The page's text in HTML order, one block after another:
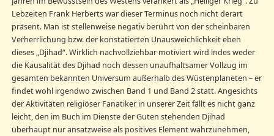
Lebzeiten Frank Herberts war dieser Terminus noch nicht derart
präsent. Man ist stellenweise negativ berührt von der scheinbaren
Verherrlichung bzw. der konstatierten Unausweichlichkeit eben
dieses „Djihad“. Wirklich nachvollziehbar motiviert wird indes weder
die Kausalität des Djihad noch dessen unaufhaltsamer Vollzug im
gesamten bekannten Universum außerhalb des Wüstenplaneten – er
findet wohl irgendwo zwischen Band 1 und Band 2 statt. Angesichts
der Aktivitäten religiöser Fanatiker in unserer Zeit fällt es nicht ganz
leicht, den im Buch im Dienste der Guten stehenden Djihad
überhaupt nur ansatzweise als positives Element wahrzunehmen,